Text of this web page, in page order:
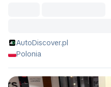
AutoDiscover.pl
Polonia